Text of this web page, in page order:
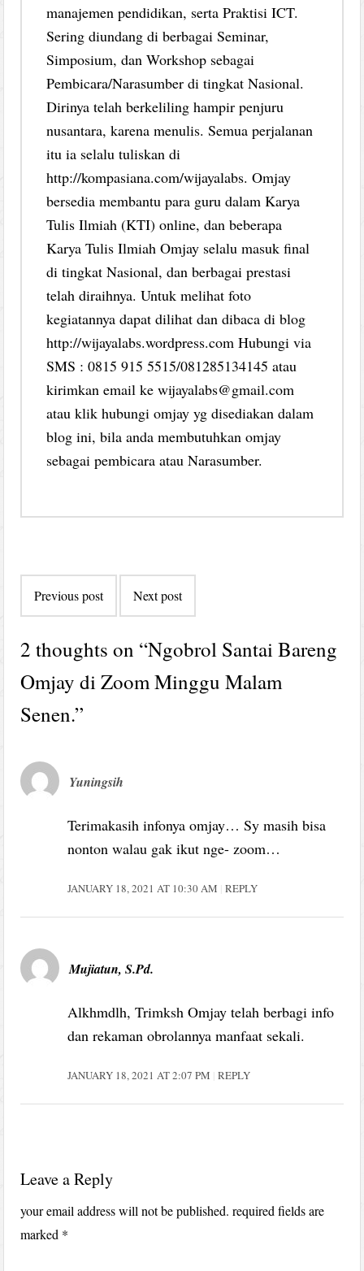
manajemen pendidikan, serta Praktisi ICT.
Sering diundang di berbagai Seminar,
Simposium, dan Workshop sebagai
Pembicara/Narasumber di tingkat Nasional.
Dirinya telah berkeliling hampir penjuru
nusantara, karena menulis. Semua perjalanan
itu ia selalu tuliskan di
http://kompasiana.com/wijayalabs. Omjay
bersedia membantu para guru dalam Karya
Tulis Ilmiah (KTI) online, dan beberapa
Karya Tulis Ilmiah Omjay selalu masuk final
di tingkat Nasional, dan berbagai prestasi
telah diraihnya. Untuk melihat foto
kegiatannya dapat dilihat dan dibaca di blog
http://wijayalabs.wordpress.com Hubungi via
SMS : 0815 915 5515/081285134145 atau
kirimkan email ke wijayalabs@gmail.com
atau klik hubungi omjay yg disediakan dalam
blog ini, bila anda membutuhkan omjay
sebagai pembicara atau Narasumber.
navigation
Previous post Next post
2 thoughts on “Ngobrol Santai Bareng
Omjay di Zoom Minggu Malam
Senen.”
Yuningsih
Terimakasih infonya omjay… Sy masih bisa
nonton walau gak ikut nge- zoom…
JANUARY 18, 2021 AT 10:30 AM REPLY
Mujiatun, S.Pd.
Alkhmdlh, Trimksh Omjay telah berbagi info
dan rekaman obrolannya manfaat sekali.
JANUARY 18, 2021 AT 2:07 PM REPLY
Leave a Reply
your email address will not be published. required fields are
marked *